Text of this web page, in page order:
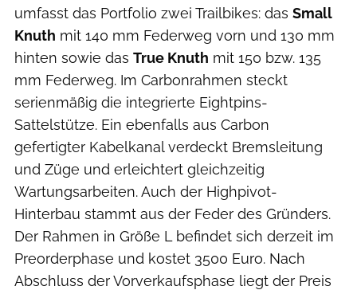
umfasst das Portfolio zwei Trailbikes: das Small
Knuth mit 140 mm Federweg vorn und 130 mm
hinten sowie das True Knuth mit 150 bzw. 135
mm Federweg. Im Carbonrahmen steckt
serienmäßig die integrierte Eightpins-
Sattelstütze. Ein ebenfalls aus Carbon
gefertigter Kabelkanal verdeckt Bremsleitung
und Züge und erleichtert gleichzeitig
Wartungsarbeiten. Auch der Highpivot-
Hinterbau stammt aus der Feder des Gründers.
Der Rahmen in Größe L befindet sich derzeit im
Preorderphase und kostet 3500 Euro. Nach
Abschluss der Vorverkaufsphase liegt der Preis